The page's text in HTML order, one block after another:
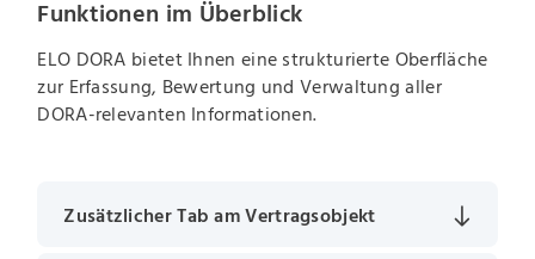
Funktionen im Überblick
ELO DORA bietet Ihnen eine strukturierte Oberfläche
zur Erfassung, Bewertung und Verwaltung aller
DORA-relevanten Informationen.
Zusätzlicher Tab am Vertragsobjekt